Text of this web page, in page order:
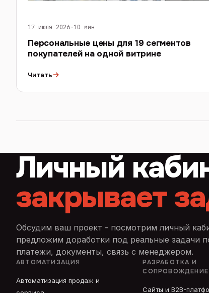
17 июля 2026·10 мин
Персональные цены для 19 сегментов
покупателей на одной витрине
Читать→
Личный
закрывает
Обсудим ваш проект - посмотрим личный
предложим доработки под реальные задачи
платежи, документы, связь с менеджером.
АВТОМАТИЗАЦИЯ
Автоматизация продаж и
РАЗРАБОТКА И
СОПРОВОЖДЕНИЕ
Сайты и B2B-